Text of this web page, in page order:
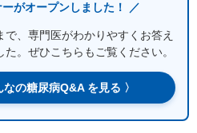
がオープンしました！ ／
、専門医がわかりやすくお答え
。ぜひこちらもご覧ください。
の糖尿病Q&A を見る 〉